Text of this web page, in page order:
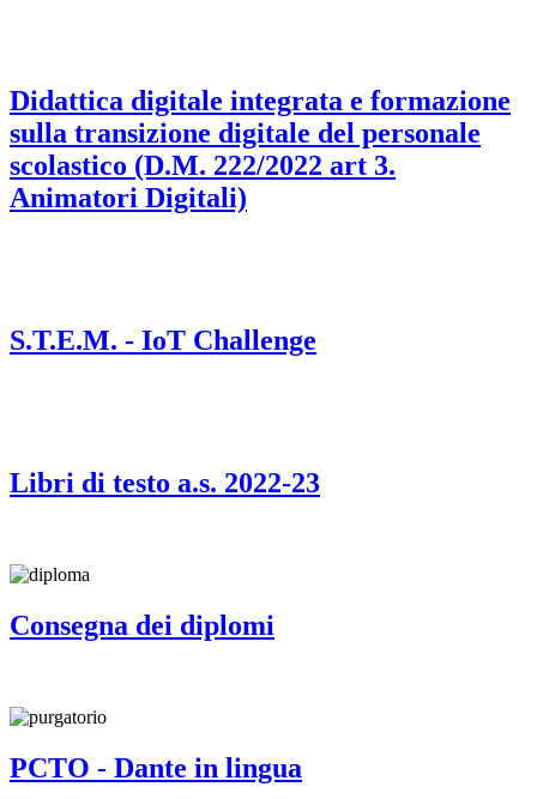
Didattica digitale integrata e formazione
sulla transizione digitale del personale
scolastico (D.M. 222/2022 art 3.
Animatori Digitali)
S.T.E.M. - IoT Challenge
Libri di testo a.s. 2022-23
Consegna dei diplomi
PCTO - Dante in lingua